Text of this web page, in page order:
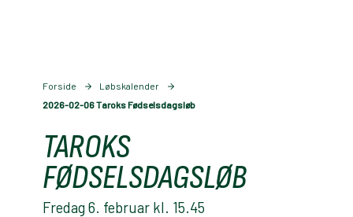
Forside
Løbskalender
2026-02-06 Taroks Fødselsdagsløb
TAROKS
FØDSELSDAGSLØB
Fredag 6. februar kl. 15.45